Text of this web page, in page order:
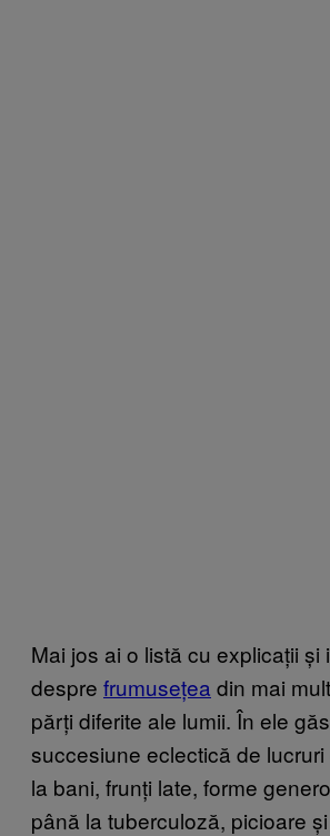
Mai jos ai o listă cu explicații și
despre frumusețea din mai
părți diferite ale lumii. În ele
succesiune eclectică de
la bani, frunți late, forme
până la tuberculoză, picioare